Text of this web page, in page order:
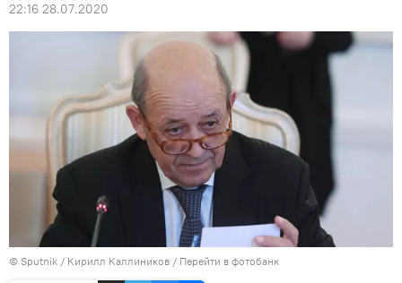
22:16 28.07.2020
© Sputnik / Кирилл Каллиников / Перейти в фотобанк